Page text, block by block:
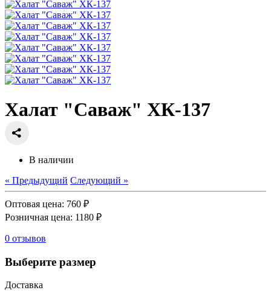
Халат "Саваж" ХК-137
В наличии
« Предыдущий Следующий »
Оптовая цена: 760 ₽
Розничная цена: 1180 ₽
0 отзывов
Выберите размер
Доставка